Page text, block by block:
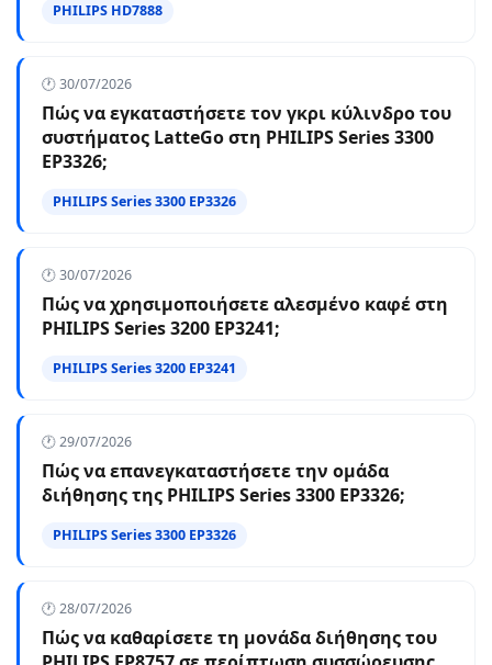
PHILIPS HD7888
🕐 30/07/2026
Πώς να εγκαταστήσετε τον γκρι κύλινδρο του
συστήματος LatteGo στη PHILIPS Series 3300
EP3326;
PHILIPS Series 3300 EP3326
🕐 30/07/2026
Πώς να χρησιμοποιήσετε αλεσμένο καφέ στη
PHILIPS Series 3200 EP3241;
PHILIPS Series 3200 EP3241
🕐 29/07/2026
Πώς να επανεγκαταστήσετε την ομάδα
διήθησης της PHILIPS Series 3300 EP3326;
PHILIPS Series 3300 EP3326
🕐 28/07/2026
Πώς να καθαρίσετε τη μονάδα διήθησης του